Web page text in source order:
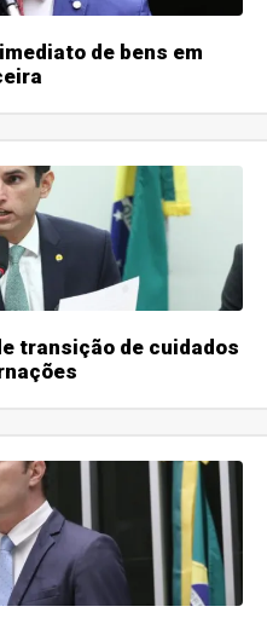
de bens em
transição de cuidados